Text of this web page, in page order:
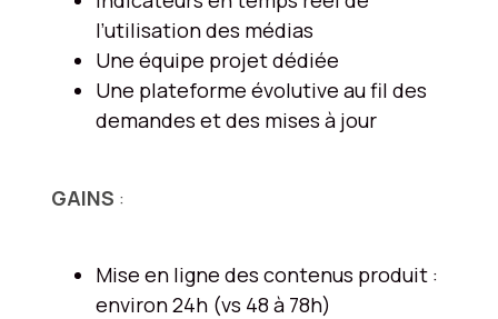
l’utilisation des médias
Une équipe projet dédiée
Une plateforme évolutive​ au fil des
demandes et des mises à jour
GAINS :
Mise en ligne des contenus produit :
environ 24h (vs 48 à 78h)